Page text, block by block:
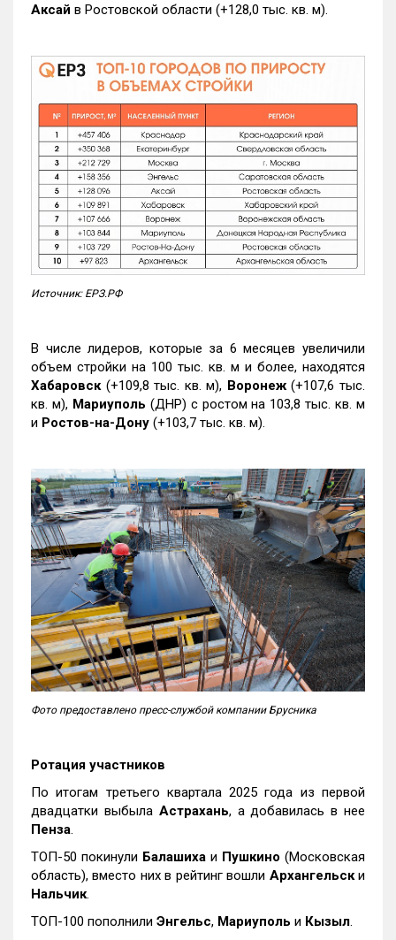
Аксай в Ростовской области (+128,0 тыс. кв. м).
Источник: ЕРЗ.РФ
В числе лидеров, которые за 6 месяцев увеличили
объем стройки на 100 тыс. кв. м и более, находятся
Хабаровск (+109,8 тыс. кв. м), Воронеж(+107,6 тыс.
кв. м), Мариуполь (ДНР) с ростом на 103,8 тыс. кв. м
и Ростов-на-Дону (+103,7 тыс. кв. м).
Фото предоставлено пресс-службой компании Брусника
Ротация участников
По итогам третьего квартала 2025 года из первой
двадцатки выбыла Астрахань, а добавилась в нее
Пенза.
ТОП-50 покинули Балашиха и Пушкино (Московская
область), вместо них в рейтинг вошли Архангельски
Нальчик.
ТОП-100 пополнили Энгельс, Мариуполь и Кызыл.